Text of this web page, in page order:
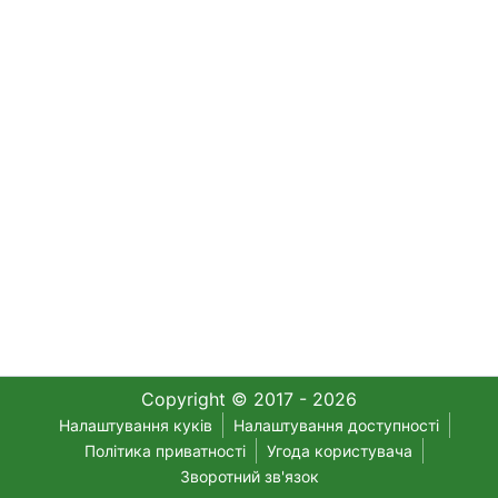
Copyright © 2017 - 2026
Налаштування куків
Налаштування доступності
Політика приватності
Угода користувача
Зворотний зв'язок